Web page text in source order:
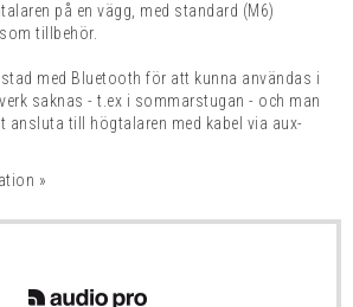
på en vägg, med standard (M6)
tillbehör.
med Bluetooth för att kunna användas i
saknas - t.ex i sommarstugan - och man
ansluta till högtalaren med kabel via aux-
»